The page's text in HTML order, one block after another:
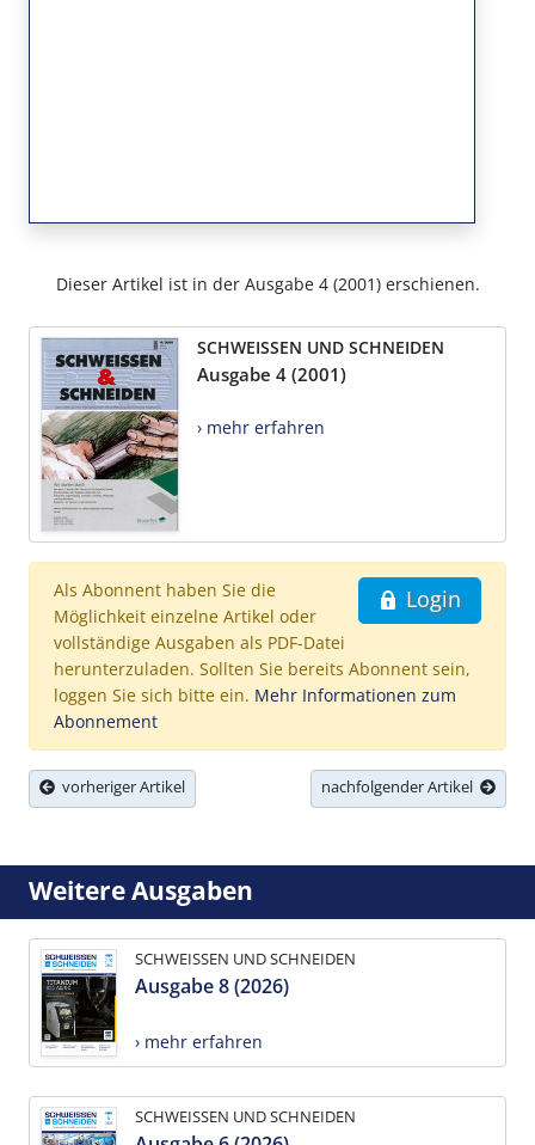
Dieser Artikel ist in der Ausgabe 4 (2001) erschienen.
SCHWEISSEN UND SCHNEIDEN
Ausgabe 4 (2001)
› mehr erfahren
Login
Als Abonnent haben Sie die
Möglichkeit einzelne Artikel oder
vollständige Ausgaben als PDF-Datei
herunterzuladen. Sollten Sie bereits Abonnent sein,
loggen Sie sich bitte ein. Mehr Informationen zum
Abonnement
vorheriger Artikel nachfolgender Artikel
Weitere Ausgaben
SCHWEISSEN UND SCHNEIDEN
Ausgabe 8 (2026)
› mehr erfahren
SCHWEISSEN UND SCHNEIDEN